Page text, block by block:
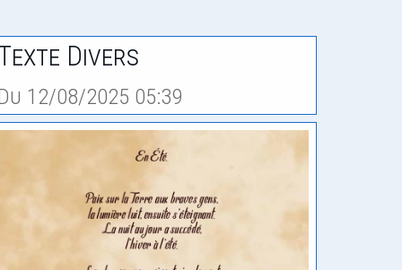
Divers
12/08/2025 05:39